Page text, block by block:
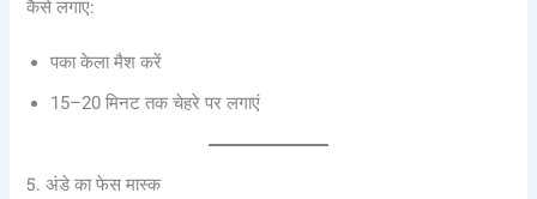
कैसे लगाएं:
पका केला मैश करें
15–20 मिनट तक चेहरे पर लगाएं
5. अंडे का फेस मास्क